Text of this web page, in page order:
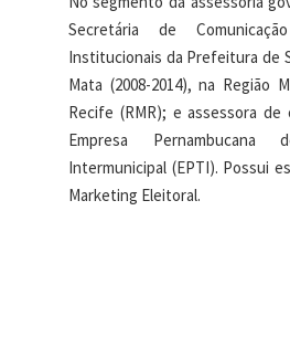
Secretária de
Institucionais da Prefeitura de
Mata (2008-2014), na Região
Recife (RMR); e assessora de
Empresa Pernambucana
Intermunicipal (EPTI). Possui
Marketing Eleitoral.